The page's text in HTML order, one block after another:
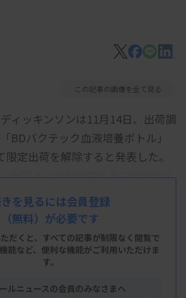
この記事の画像を全て見る
ィッキンソンは11月14日、出荷調
BDバクテック血液培養ボトル」
限定出荷を解除すると発表した。
米国本社の製造委託先の製造ライ
て安定供給のめどが立ったため。
ていた出荷調整の解除を11月18日
10月1日と段階的に供給制限を解除
な発注等を避けるために当面、
を見るには会員登録
（無料）が必要です
だくと、すべての記事が制限なく閲覧で
能など、便利な機能がご利用いただけま
す。
ルニュースの会員のみなさまへ